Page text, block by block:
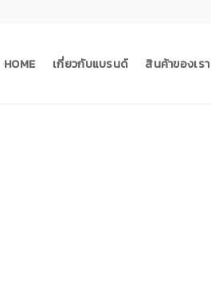
HOME เกี่ยวกับแบรนด์ สินค้าของเรา